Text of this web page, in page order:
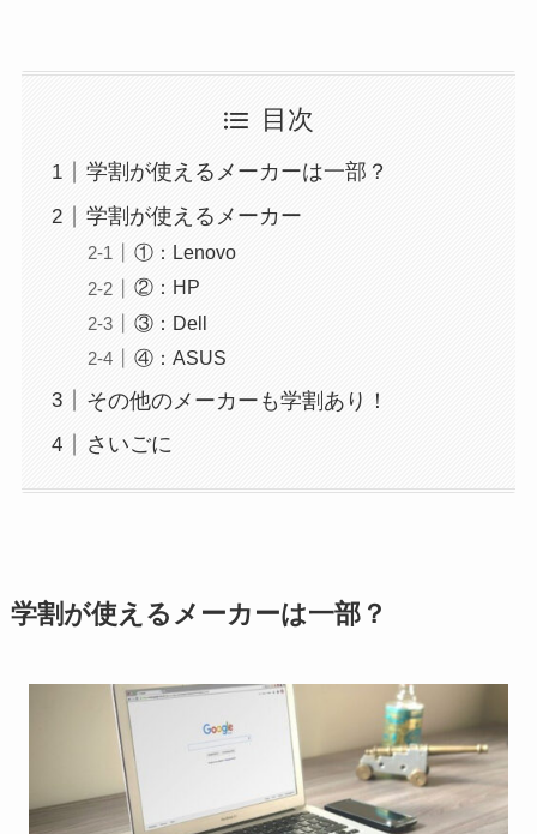
目次
学割が使えるメーカーは一部？
学割が使えるメーカー
①：Lenovo
②：HP
③：Dell
④：ASUS
その他のメーカーも学割あり！
さいごに
学割が使えるメーカーは一部？